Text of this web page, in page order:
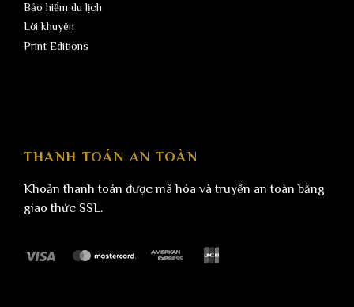
Bảo hiểm du lịch
Lời khuyên
Print Editions
THANH TOÁN AN TOÀN
Khoản thanh toán được mã hóa và truyền an toàn bằng
giao thức SSL.